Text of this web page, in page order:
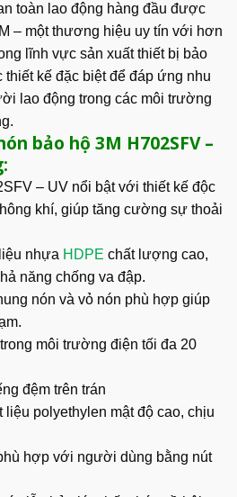
toàn lao động hàng đầu được
– một thương hiệu uy tín với hơn
lĩnh vực sản xuất thiết bị bảo
kế đặc biệt để đáp ứng nhu
lao động trong các môi trường
bảo hộ 3M H702SFV –
– UV nổi bật với thiết kế độc
khí, giúp tăng cường sự thoải
nhựa HDPE chất lượng cao,
năng chống va đập.
nón và vỏ nón phù hợp giúp
môi trường điện tối đa 20
đệm trên trán
liệu polyethylen mật độ cao, chịu
hợp với người dùng bằng nút